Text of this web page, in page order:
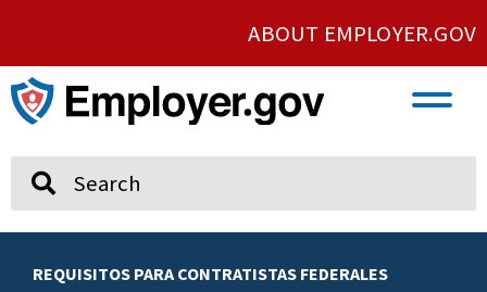
ABOUT EMPLOYER.GOV
REQUISITOS PARA CONTRATISTAS FEDERALES